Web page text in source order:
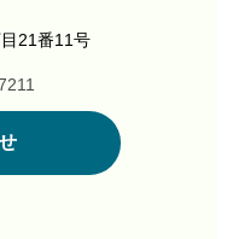
21番11号